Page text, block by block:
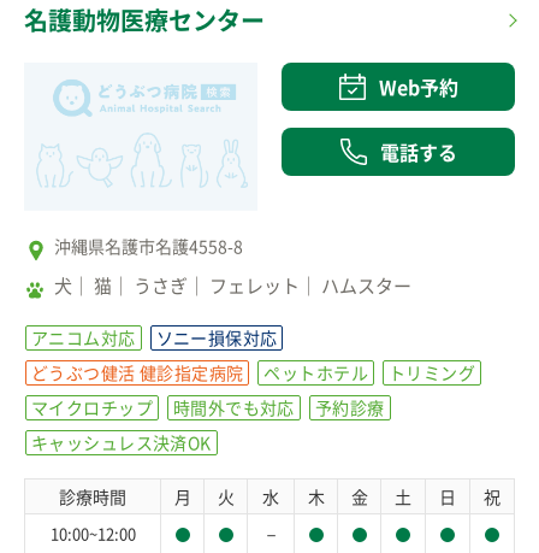
名護動物医療センター
Web予約
電話する
沖縄県名護市名護4558-8
犬 猫 うさぎ フェレット ハムスター
アニコム対応
ソニー損保対応
どうぶつ健活 健診指定病院
ペットホテル
トリミング
マイクロチップ
時間外でも対応
予約診療
キャッシュレス決済OK
診療時間 月 火 水 木 金 土 日 祝
10:00~12:00 －